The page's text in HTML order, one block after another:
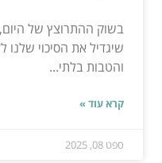
בשוק ההתרוצץ של
שיגדיל את הסיכוי שלנו
והטבות בלתי...
קרא עוד »
ספט 08, 2025